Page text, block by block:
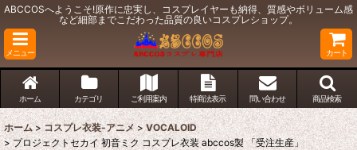
ABCCOSへようこそ!原作に忠実し、コスプレイヤーも納得、質感やボリューム感
など細部までこだわった品質の良いコスプレショップ。
メニュー カート
ホーム カテゴリ ご利用案内 特商法表示 問い合わせ 商品検索
ホーム > コスプレ衣装-アニメ > VOCALOID
> プロジェクトセカイ 初音ミク コスプレ衣装 abccos製 「受注生産」